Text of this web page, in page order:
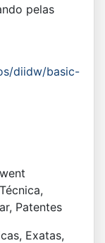
pelas
diidw/basic-
Patentes
Exatas,